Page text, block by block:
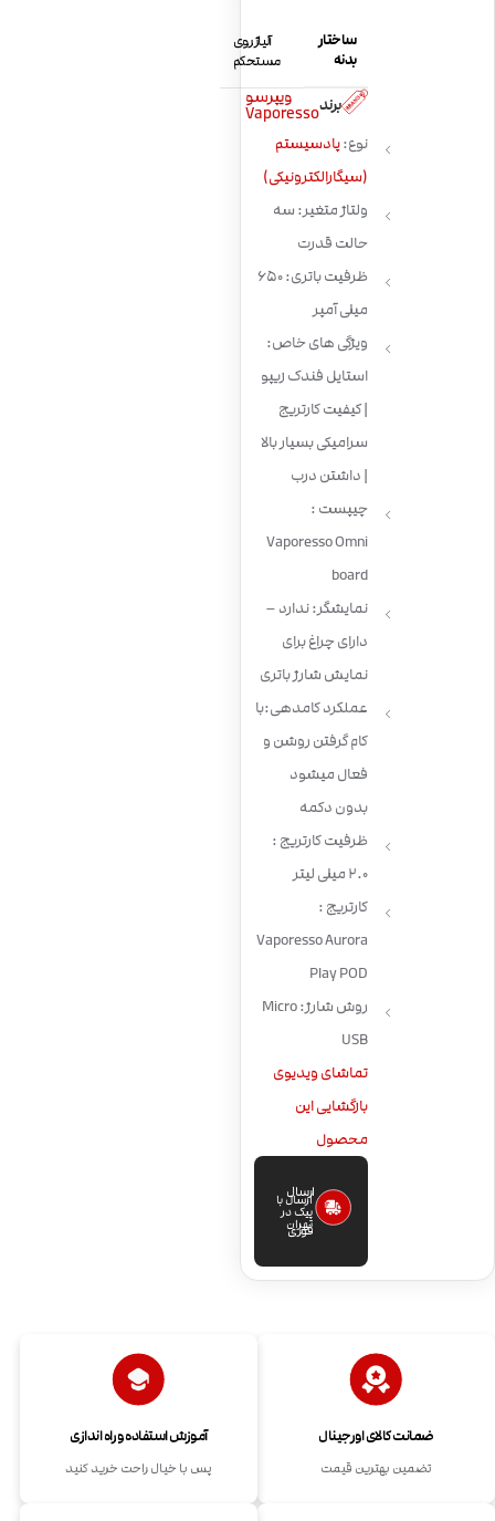
ساختار
بدنه
آلیاژ روی
مستحکم
برند ویپرسو
Vaporesso
نوع:پادسیستم
(سیگارالکترونیکی)
ولتاژ متغیر: سه
حالت قدرت
ظرفیت باتری: 650
میلی آمپر
ویژگی های خاص:
استایل فندک زیپو
| کیفیت کارتریج
سرامیکی بسیار بالا
| داشتن درب
چیپست :
Vaporesso Omni
board
نمایشگر: ندارد –
دارای چراغ برای
نمایش شارژ باتری
عملکرد کامدهی:با
کام گرفتن روشن و
فعال میشود
بدون دکمه
ظرفیت کارتریج :
2.0 میلی لیتر
کارتریج :
Vaporesso Aurora
Play POD
روش شارژ: Micro
USB
تماشای ویدیوی
بازگشایی این
محصول
ارسال
فوری
ارسال با
پیک در
تهران
ضمانت کالای اورجینال
تضمین بهترین قیمت
آموزش استفاده و راه اندازی
پس با خیال راحت خرید کنید